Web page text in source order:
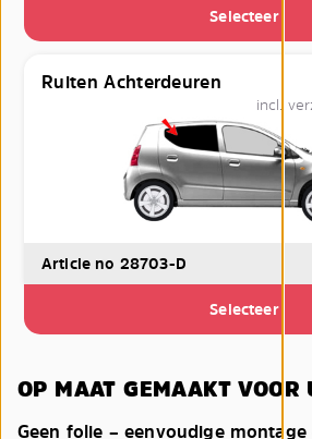
Selecteer
Ruiten Achterdeuren
incl.
Article no 28703-D
Selecteer
OP MAAT GEMAAKT VOOR
Geen folie – eenvoudige